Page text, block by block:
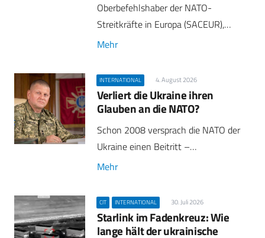
Oberbefehlshaber der NATO-
Streitkräfte in Europa (SACEUR),…
Mehr
INTERNATIONAL 4. August 2026
Verliert die Ukraine ihren
Glauben an die NATO?
Schon 2008 versprach die NATO der
Ukraine einen Beitritt –…
Mehr
CIT INTERNATIONAL 30. Juli 2026
Starlink im Fadenkreuz: Wie
lange hält der ukrainische